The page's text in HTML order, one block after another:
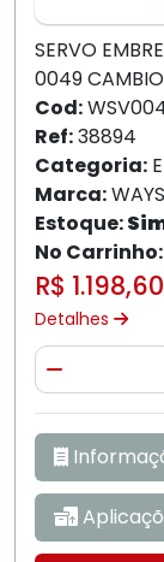
SERVO
0049
Cod:
Ref:38894
Categoria:
Marca:
Estoque:
No Carrinho:
R$ 1.198,60
Detalhes
Quantidade